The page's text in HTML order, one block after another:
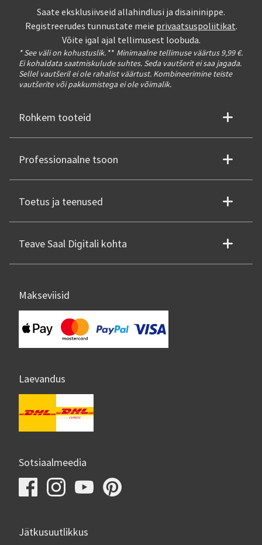
Saate eksklusiivseid allahindlusi ja disaininippe.
Registreerudes tunnustate meie privaatsuspoliitikat.
Võite igal ajal tellimusest loobuda.
* See väli on kohustuslik. ** Minimaalne tellimuse väärtus 9,99 €.
Ei kohaldata saatmiskulude suhtes. Seda vautšerit ei saa jagada.
Sellel vautšeril ei ole rahalist väärtust. Kombineerimine teiste
vautšerite või pakkumistega ei ole võimalik.
Rohkem tooteid
Professionaalne tsoon
Toetus ja teenused
Teave Saal Digitali kohta
Makseviisid
Laevandus
Sotsiaalmeedia
Jätkusuutlikkus